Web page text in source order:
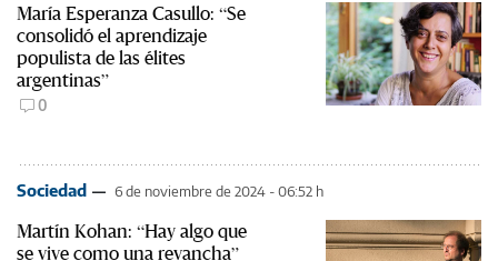
María Esperanza Casullo: “Se
consolidó el aprendizaje
populista de las élites
argentinas”
0
Sociedad 6 de noviembre de 2024 - 06:52 h
Martín Kohan: “Hay algo que
se vive como una revancha”